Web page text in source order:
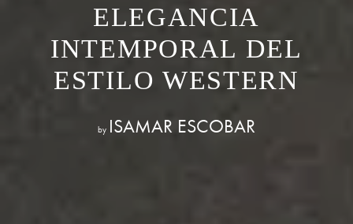
ELEGANCIA
INTEMPORAL DEL
ESTILO WESTERN
by ISAMAR ESCOBAR